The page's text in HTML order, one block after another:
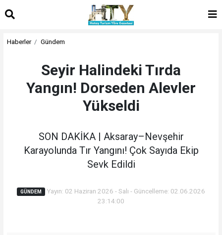
Haberler Gündem
Seyir Halindeki Tırda
Yangın! Dorseden Alevler
Yükseldi
SON DAKİKA | Aksaray–Nevşehir
Karayolunda Tır Yangını! Çok Sayıda Ekip
Sevk Edildi
GÜNDEM
Yayın: 02 Haziran 2026 - Salı - Güncelleme: 02.06.2026
23:14:00